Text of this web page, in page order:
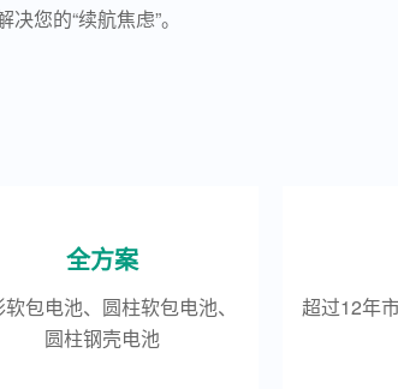
决您的“续航焦虑”。
全方案
包电池、圆柱软包电池、
圆柱钢壳电池
超过12年